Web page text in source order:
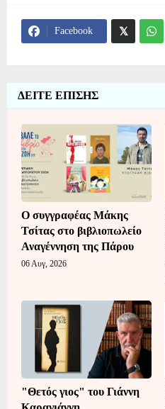
Facebook
ΔΕΙΤΕ ΕΠΙΣΗΣ
Ο συγγραφέας Μάκης
Τσίτας στο βιβλιοπωλείο
Αναγέννηση της Πάρου
06 Αυγ, 2026
"Θετός γιος" του Γιάννη